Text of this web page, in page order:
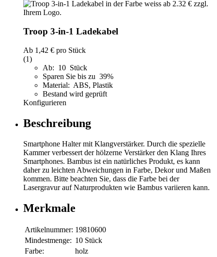
Troop 3-in-1 Ladekabel
Ab 1,42 € pro Stück
(1)
Ab: 10 Stück
Sparen Sie bis zu 39%
Material: ABS, Plastik
Bestand wird geprüft
Konfigurieren
Beschreibung
Smartphone Halter mit Klangverstärker. Durch die spezielle
Kammer verbessert der hölzerne Verstärker den Klang Ihres
Smartphones. Bambus ist ein natürliches Produkt, es kann
daher zu leichten Abweichungen in Farbe, Dekor und Maßen
kommen. Bitte beachten Sie, dass die Farbe bei der
Lasergravur auf Naturprodukten wie Bambus variieren kann.
Merkmale
Artikelnummer: 19810600
Mindestmenge: 10 Stück
Farbe:
holz